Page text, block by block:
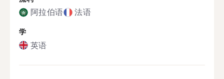
阿拉伯语 法语
学
英语